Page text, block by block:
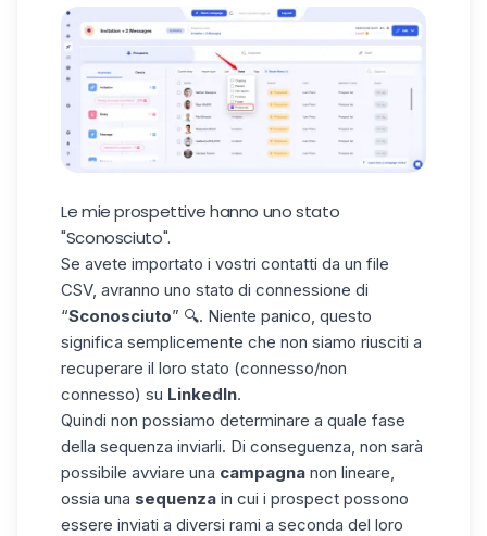
Le mie prospettive hanno uno stato
"Sconosciuto".
Se avete importato i vostri contatti da un file
CSV, avranno uno stato di connessione di
“Sconosciuto” 🔍. Niente panico, questo
significa semplicemente che non siamo riusciti a
recuperare il loro stato (connesso/non
connesso) su LinkedIn.
Quindi non possiamo determinare a quale fase
della sequenza inviarli. Di conseguenza, non sarà
possibile avviare una campagna non lineare,
ossia una sequenza in cui i prospect possono
essere inviati a diversi rami a seconda del loro